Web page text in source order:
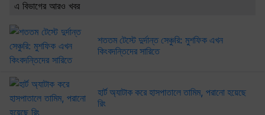
এ বিভাগের আরও খবর
শততম টেস্টে দুর্দান্ত সেঞ্চুরি: মুশফিক এখন
কিংবদন্তিদের সারিতে
হার্ট অ্যাটাক করে হাসপাতালে তামিম, পরানো হয়েছে
রিং